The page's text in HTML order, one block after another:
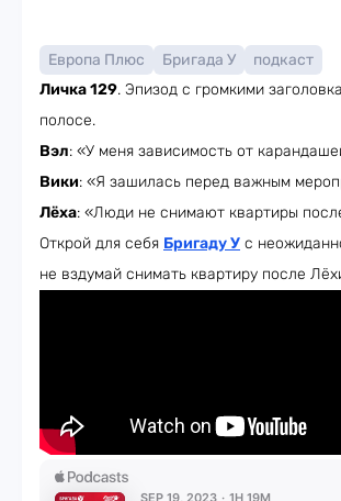
Европа Плюс Бригада У
подкаст
Личка 129. Эпизод с громкими
полосе.
Вэл: «У меня зависимость от
Вики: «Я зашилась перед важным
Лёха: «Люди не снимают квартиры
Открой для себя Бригаду У с
не вздумай снимать квартиру после